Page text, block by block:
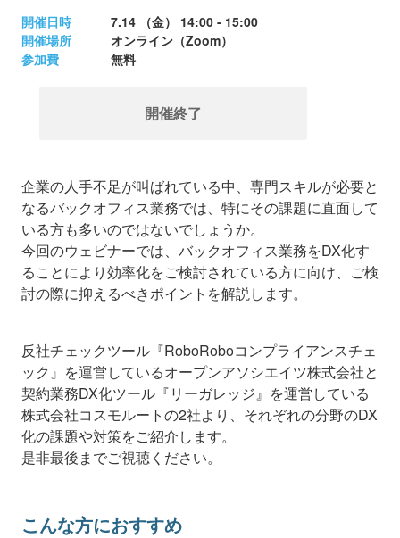
開催日時 7.14 （金） 14:00 - 15:00
開催場所
オンライン（Zoom）
参加費
無料
開催終了
企業の人手不足が叫ばれている中、専門スキルが必要と
なるバックオフィス業務では、特にその課題に直面して
いる方も多いのではないでしょうか。
今回のウェビナーでは、バックオフィス業務をDX化す
ることにより効率化をご検討されている方に向け、ご検
討の際に抑えるべきポイントを解説します。
反社チェックツール『RoboRoboコンプライアンスチェ
ック』を運営しているオープンアソシエイツ株式会社と
契約業務DX化ツール『リーガレッジ』を運営している
株式会社コスモルートの2社より、それぞれの分野のDX
化の課題や対策をご紹介します。
是非最後までご視聴ください。
こんな方におすすめ